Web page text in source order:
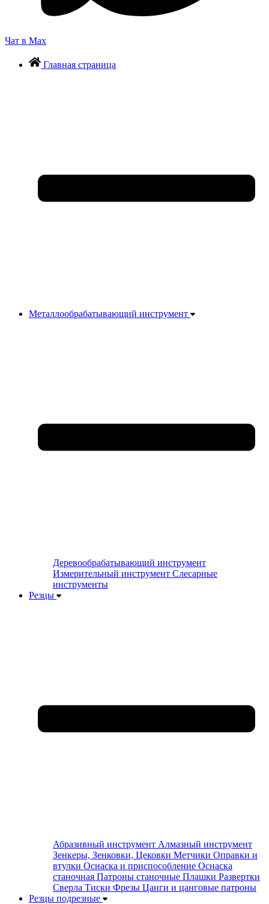
Чат в Max
Главная страница
Металлообрабатывающий инструмент
Деревообрабатывающий инструмент
Измерительный инструмент Слесарные
инструменты
Резцы
Абразивный инструмент Алмазный инструмент
Зенкеры, Зенковки, Цековки Метчики Оправки и
втулки Оснаска и приспособление Оснаска
станочная Патроны станочные Плашки Развертки
Сверла Тиски Фрезы Цанги и цанговые патроны
Резцы подрезные